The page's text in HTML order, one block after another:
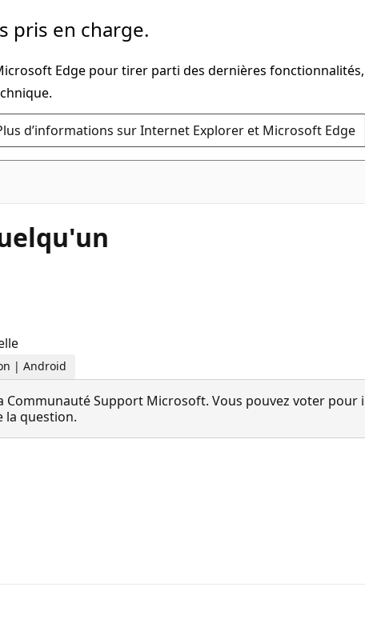
pris en charge.
Edge pour tirer parti des dernières
d’informations sur Internet Explorer et Microsoft Edge
| Android
Support Microsoft. Vous pouvez voter pour
la question.